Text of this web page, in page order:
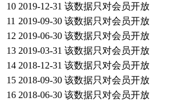
10 2019-12-31 该数据只对会员开放
11 2019-09-30 该数据只对会员开放
12 2019-06-30 该数据只对会员开放
13 2019-03-31 该数据只对会员开放
14 2018-12-31 该数据只对会员开放
15 2018-09-30 该数据只对会员开放
16 2018-06-30 该数据只对会员开放